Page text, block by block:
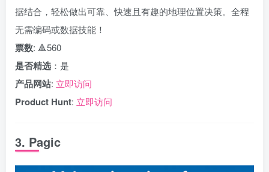
据结合，轻松做出可靠、快速且有趣的地理位置决策。全程
无需编码或数据技能！
票数: 🔺560
是否精选 ：是
产品网站: 立即访问
Product Hunt: 立即访问
3. Pagic